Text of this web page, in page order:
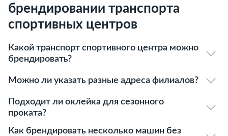
брендировании транспорта
спортивных центров
Какой транспорт спортивного центра можно
брендировать?
Можно ли указать разные адреса филиалов?
Подходит ли оклейка для сезонного
проката?
Как брендировать несколько машин без